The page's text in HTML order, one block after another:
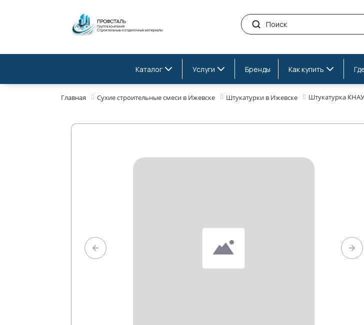
Каталог Услуги Бренды Как купить
Главная Сухие строительные смеси в Ижевске Штукатурки в Ижевске Штукатурка